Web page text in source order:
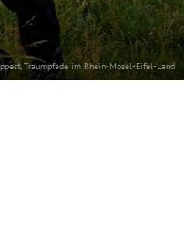
Traumpfade im Rhein-Mosel-Eifel-Land